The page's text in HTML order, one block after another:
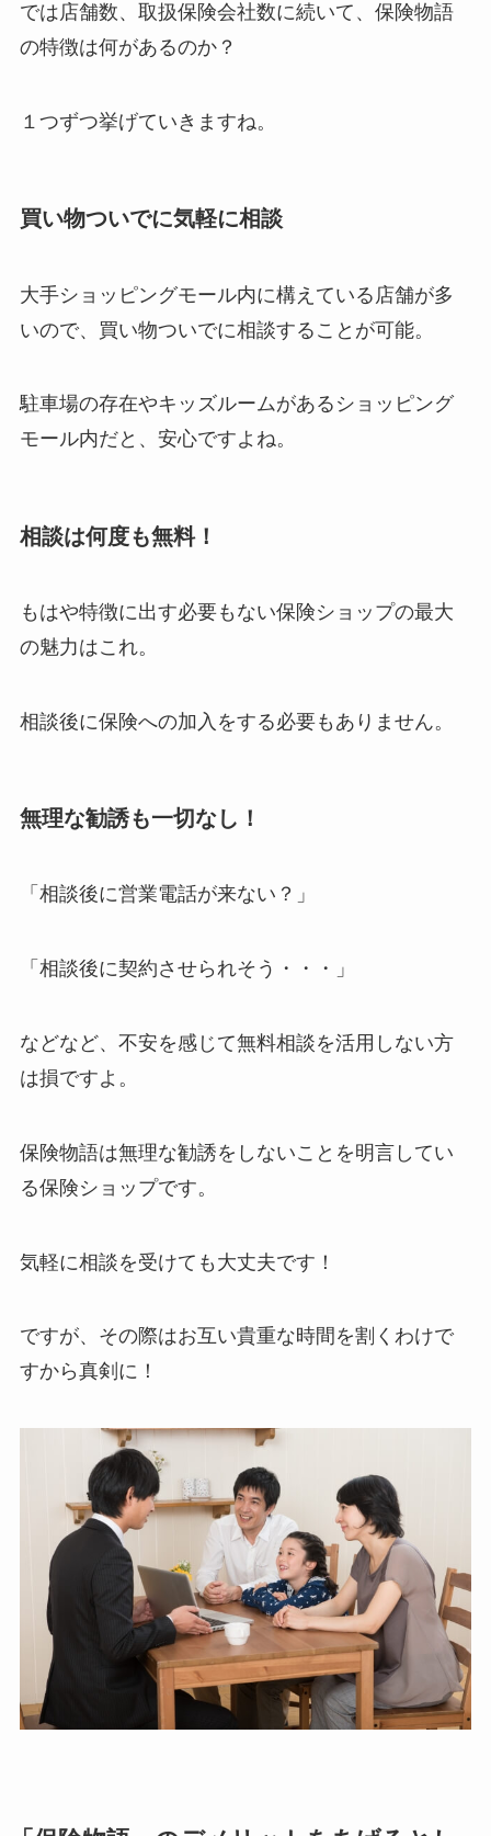
では店舗数、取扱保険会社数に続いて、保険物語
の特徴は何があるのか？
１つずつ挙げていきますね。
買い物ついでに気軽に相談
大手ショッピングモール内に構えている店舗が多
いので、買い物ついでに相談することが可能。
駐車場の存在やキッズルームがあるショッピング
モール内だと、安心ですよね。
相談は何度も無料！
もはや特徴に出す必要もない保険ショップの最大
の魅力はこれ。
相談後に保険への加入をする必要もありません。
無理な勧誘も一切なし！
「相談後に営業電話が来ない？」
「相談後に契約させられそう・・・」
などなど、不安を感じて無料相談を活用しない方
は損ですよ。
保険物語は無理な勧誘をしないことを明言してい
る保険ショップです。
気軽に相談を受けても大丈夫です！
ですが、その際はお互い貴重な時間を割くわけで
すから真剣に！